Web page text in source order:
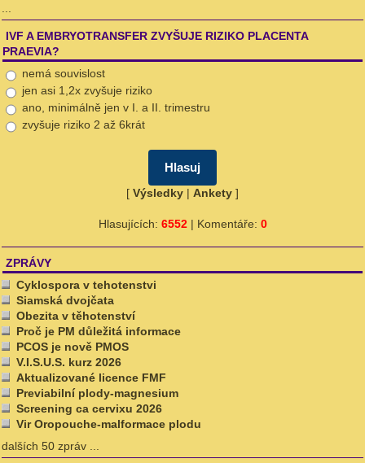
ZPRÁVY
Cyklospora v tehotenstvi
Siamská dvojčata
Obezita v těhotenství
Proč je PM důležitá informace
PCOS je nově PMOS
V.I.S.U.S. kurz 2026
Aktualizované licence FMF
Previabilní plody-magnesium
Screening ca cervixu 2026
Vir Oropouche-malformace plodu
dalších 50 zpráv ...
IVF A EMBRYOTRANSFER ZVYŠUJE RIZIKO PLACENTA
PRAEVIA?
nemá souvislost
jen asi 1,2x zvyšuje riziko
ano, minimálně jen v I. a II. trimestru
zvyšuje riziko 2 až 6krát
[ Výsledky | Ankety ]
Hlasujících: 6552| Komentáře: 0